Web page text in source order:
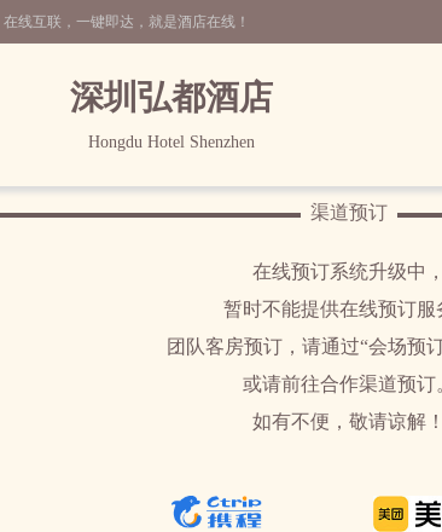
线互联，一键即达，就是酒店在线！
深圳弘都酒店
Hongdu Hotel Shenzhen
渠道预订
在线预订系统升级中
暂时不能提供在线预订服
团队客房预订，请通过“会场预
或请前往合作渠道预订
如有不便，敬请谅解